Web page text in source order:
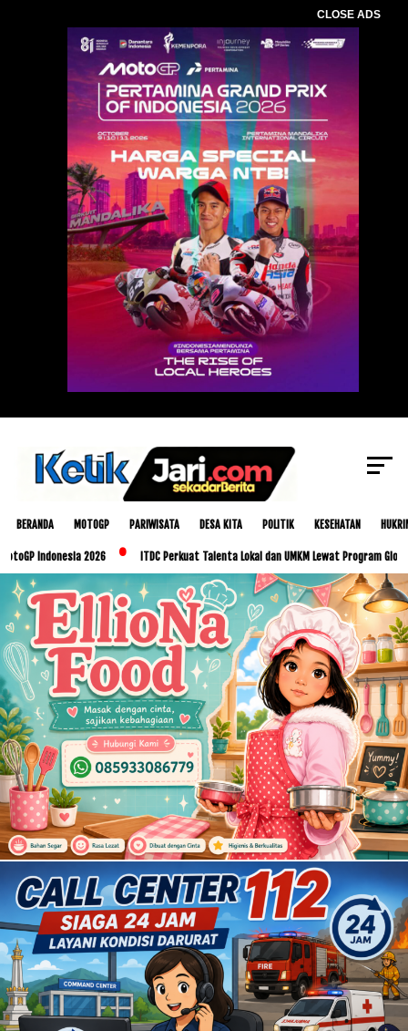
CLOSE ADS
BERANDA MOTOGP PARIWISATA DESA KITA POLITIK KESEHATAN
2026 ITDC Perkuat Talenta Lokal dan UMKM Lewat Program Glorious Golo